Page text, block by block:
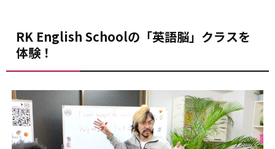
RK English Schoolの「英語脳」クラスを
体験！